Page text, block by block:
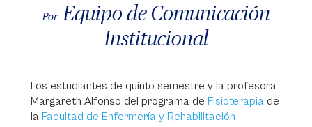
Por Equipo de Comunicación
Institucional
Los estudiantes de quinto semestre y la profesora
Margareth Alfonso del programa de Fisioterapia de
la Facultad de Enfermería y Rehabilitación